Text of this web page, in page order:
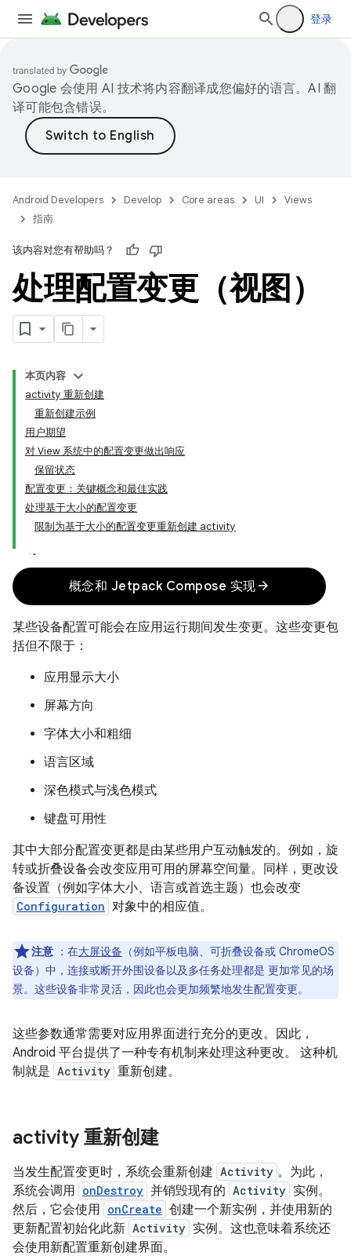
登录
Google 会使用 AI 技术将内容翻译成您偏好的语言。AI 翻
译可能包含错误。
Android Developers Develop Core areas UI
Views
指南
该内容对您有帮助吗？
处理配置变更（视图）
本页内容
activity 重新创建
重新创建示例
用户期望
对 View 系统中的配置变更做出响应
保留状态
配置变更：关键概念和最佳实践
处理基于大小的配置变更
限制为基于大小的配置变更重新创建 activity
概念和 Jetpack Compose 实现 arrow_forward
某些设备配置可能会在应用运行期间发生变更。这些变更包
括但不限于：
应用显示大小
屏幕方向
字体大小和粗细
语言区域
深色模式与浅色模式
键盘可用性
其中大部分配置变更都是由某些用户互动触发的。例如，旋
转或折叠设备会改变应用可用的屏幕空间量。同样，更改设
备设置（例如字体大小、语言或首选主题）也会改变
Configuration 对象中的相应值。
注意 ：在大屏设备 （例如平板电脑、可折叠设备或 ChromeOS
设备）中，连接或断开外围设备以及多任务处理都是 更加常见的场
景。这些设备非常灵活，因此也会更加频繁地发生配置变更。
这些参数通常需要对应用界面进行充分的更改。因此，
Android 平台提供了一种专有机制来处理这种更改。 这种机
制就是 Activity 重新创建。
activity 重新创建
当发生配置变更时，系统会重新创建 Activity 。为此，
系统会调用 onDestroy 并销毁现有的 Activity 实例。
然后，它会使用 onCreate 创建一个新实例，并使用新的
更新配置初始化此新 Activity 实例。这也意味着系统还
会使用新配置重新创建界面。